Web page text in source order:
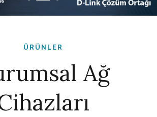
ÜRÜNLER
Ağ